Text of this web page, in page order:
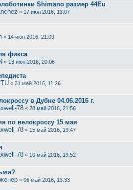
Shimano размер 44Eu
« 17 июл 2016, 13:07
« 14 июн 2016, 21:09
фикса
« 13 июн 2016, 20:06
« 31 май 2016, 11:26
в Дубне 04.06.2016 г.
78 « 28 май 2016, 21:56
по велокроссу 15 мая
78 « 15 май 2016, 19:47
78 « 10 май 2016, 19:52
« 06 май 2016, 13:33